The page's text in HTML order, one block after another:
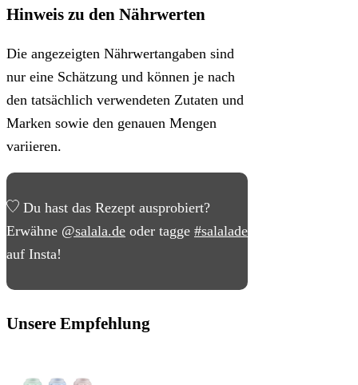
Hinweis zu den Nährwerten
Die angezeigten Nährwertangaben sind
nur eine Schätzung und können je nach
den tatsächlich verwendeten Zutaten und
Marken sowie den genauen Mengen
variieren.
Du hast das Rezept ausprobiert?
Erwähne @salala.de oder tagge #salalade
auf Insta!
Unsere Empfehlung